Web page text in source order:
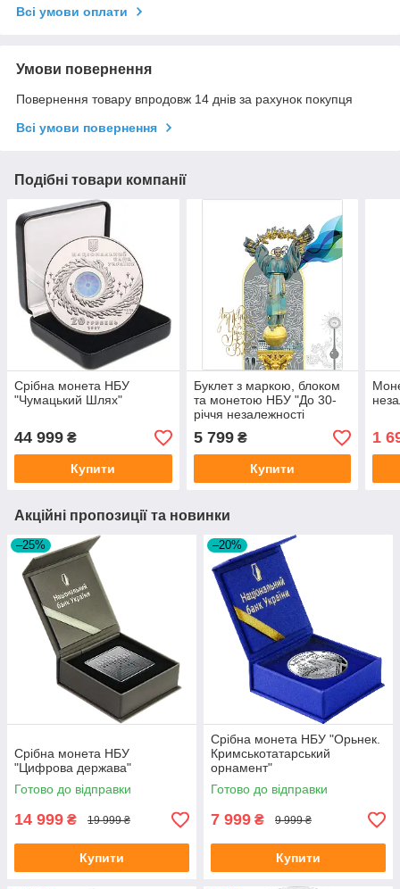
Всі умови оплати
Умови повернення
Повернення товару впродовж 14 днів за рахунок покупця
Всі умови повернення
Подібні товари компанії
Срібна монета НБУ
"Чумацький Шлях"
44 999 ₴
Купити
Буклет з маркою, блоком
та монетою НБУ "До 30-
річчя незалежності
України"
5 799₴
Купити
1
Акційні пропозиції та новинки
–25%
Срібна монета НБУ
"Цифрова держава"
Готово до відправки
14 999 ₴ 19 999 ₴
Купити
–20%
Срібна монета НБУ "Орьнек.
Кримськотатарський
орнамент"
Готово до відправки
7 999 ₴ 9 999 ₴
Купити